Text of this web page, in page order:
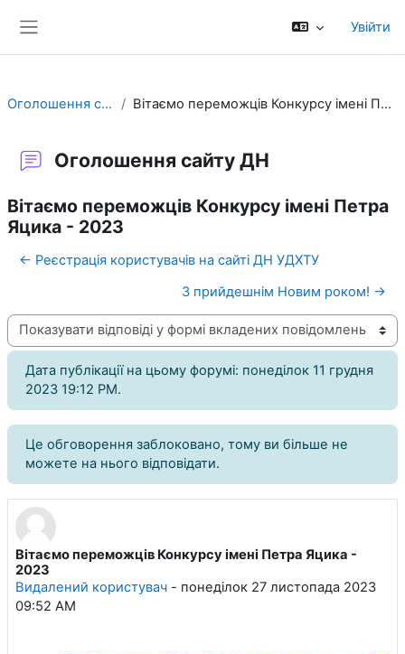
Увійти
Оголошення сайту ДН Вітаємо переможців Конкурсу імені Петра Яцика - 2023
Оголошення сайту ДН
Вітаємо переможців Конкурсу імені Петра
Яцика - 2023
← Реєстрація користувачів на сайті ДН УДХТУ
З прийдешнім Новим роком! →
Тип показу
Дата публікації на цьому форумі: понеділок 11 грудня
2023 19:12 PM.
Це обговорення заблоковано, тому ви більше не
можете на нього відповідати.
Вітаємо переможців Конкурсу імені Петра Яцика -
2023
Видалений користувач - понеділок 27 листопада 2023
09:52 AM
Кількість відповідей: 0